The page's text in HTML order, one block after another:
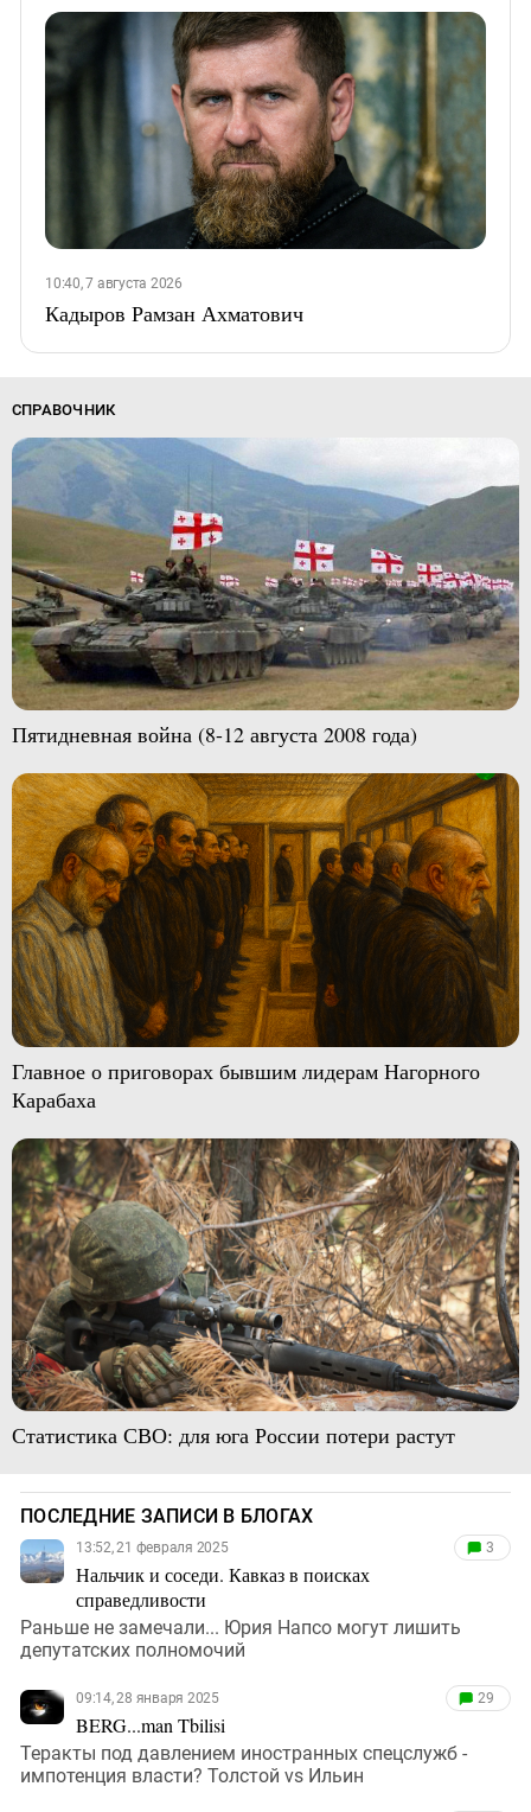
10:40, 7 августа 2026
Кадыров Рамзан Ахматович
СПРАВОЧНИК
Пятидневная война (8-12 августа 2008 года)
Главное о приговорах бывшим лидерам Нагорного
Карабаха
Статистика СВО: для юга России потери растут
ПОСЛЕДНИЕ ЗАПИСИ В БЛОГАХ
13:52, 21 февраля 2025
Нальчик и соседи. Кавказ в поисках
справедливости
3
Раньше не замечали... Юрия Напсо могут лишить
депутатских полномочий
09:14, 28 января 2025
BERG...man Tbilisi
29
Теракты под давлением иностранных спецслужб -
импотенция власти? Толстой vs Ильин